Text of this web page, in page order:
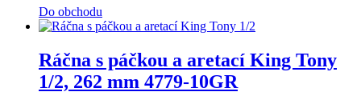
Do obchodu
Ráčna s páčkou a aretací King Tony
1/2, 262 mm 4779-10GR